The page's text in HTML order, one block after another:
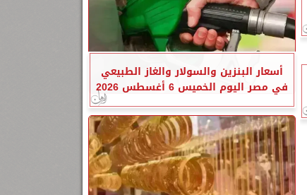
أسعار البنزين والسولار والغاز الطبيعي
في مصر اليوم الخميس 6 أغسطس 2026